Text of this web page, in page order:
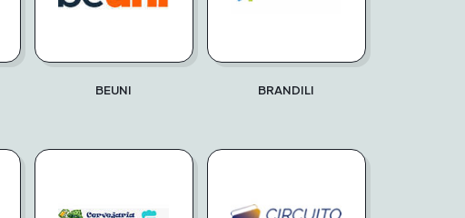
BEUNI BRANDILI